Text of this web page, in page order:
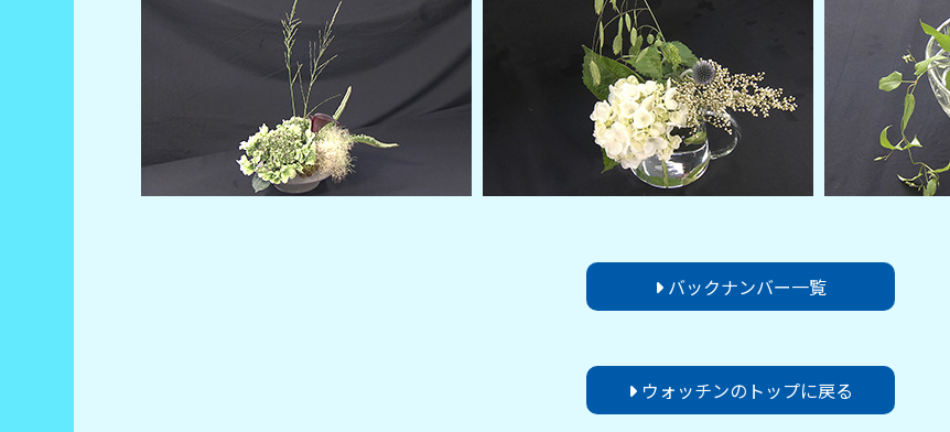
バックナンバー一覧
ウォッチンのトップに戻る